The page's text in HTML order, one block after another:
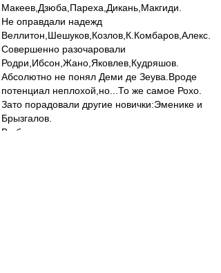
Макеев,Дзюба,Пареха,Дикань,Макгиди.
Не оправдали надежд
Веллитон,Шешуков,Козлов,К.Комбаров,Алекс.
Совершенно разочаровали
Родри,Ибсон,Жано,Яковлев,Кудряшов.
Абсолютно не понял Деми де Зеува.Вроде
потенциал неплохой,но...То же самое Рохо.
Зато порадовали другие новички:Эменике и
Брызгалов.
В общем,очень неровно,тоже не выше троечки